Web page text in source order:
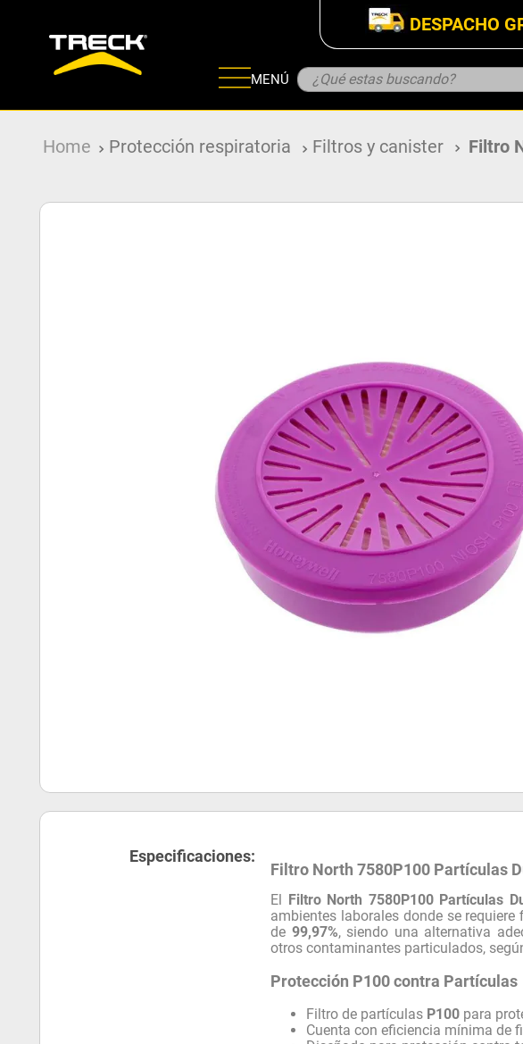
DESPACHO
MENÚ ¿Qué estas buscando?
Protección respiratoria Filtros y canister Filtro
Especificaciones:
Filtro North 7580P100 Partículas
El Filtro North 7580P100 Partículas
ambientes laborales donde se
de 99,97%, siendo una alternativa
otros contaminantes particulados,
Protección P100 contra Partículas
Filtro de partículas P100 para
Cuenta con eficiencia mínima de